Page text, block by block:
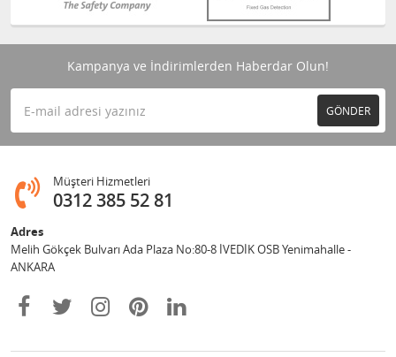
Kampanya ve İndirimlerden Haberdar Olun!
GÖNDER
Müşteri Hizmetleri
0312 385 52 81
Adres
Melih Gökçek Bulvarı Ada Plaza No:80-8 İVEDİK OSB Yenimahalle -
ANKARA